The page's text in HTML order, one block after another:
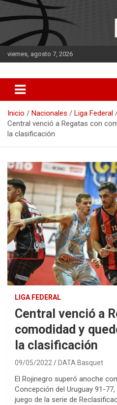
Saltar
al
contenido
viernes, agosto 7, 2026
DATA Basquet
Inicio Nacionales
Liga Federal
Central venció a Regatas con
la clasificación
LIGA FEDERAL
Central venció a
comodidad y
la clasificación
09/05/2022 DATA Basquet
El Rojinegro superó anoche
Concepción del Uruguay 91-
juego de la serie de